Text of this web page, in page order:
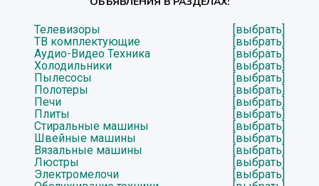
Телевизоры
[выбрать]
ТВ комплектующие
[выбрать]
Аудио-Видео Техника
[выбрать]
Холодильники
[выбрать]
Пылесосы
[выбрать]
Полотеры
[выбрать]
Печи
[выбрать]
Плиты
[выбрать]
Стиральные машины
[выбрать]
Швейные машины
[выбрать]
Вязальные машины
[выбрать]
Люстры
[выбрать]
Электромелочи
[выбрать]